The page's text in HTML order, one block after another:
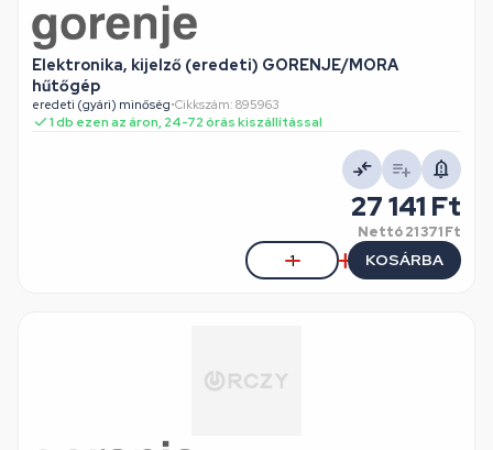
Elektronika, kijelző (eredeti) GORENJE/MORA
hűtőgép
eredeti (gyári) minőség•Cikkszám: 895963
1 db ezen az áron, 24-72 órás kiszállítással
27 141 Ft
Nettó21 371 Ft
KOSÁRBA